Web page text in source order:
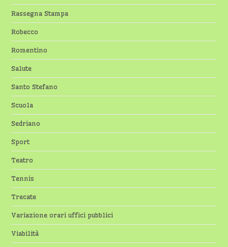
Rassegna Stampa
Robecco
Romentino
Salute
Santo Stefano
Scuola
Sedriano
Sport
Teatro
Tennis
Trecate
Variazione orari uffici pubblici
Viabilità